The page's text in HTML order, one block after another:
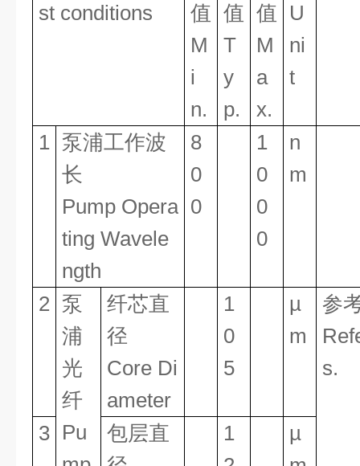
st conditions
值
M
i
n.
值
T
y
p.
值
M
a
x.
U
ni
t
1 泵浦工作波
长
Pump Opera
ting Wavele
ngth
8
0
0
1
0
0
0
n
m
2 泵
浦
光
纤
Pu
纤芯直
径
Core Di
ameter
1
0
5
µ
m
参
s.
3
包层直
1
µ